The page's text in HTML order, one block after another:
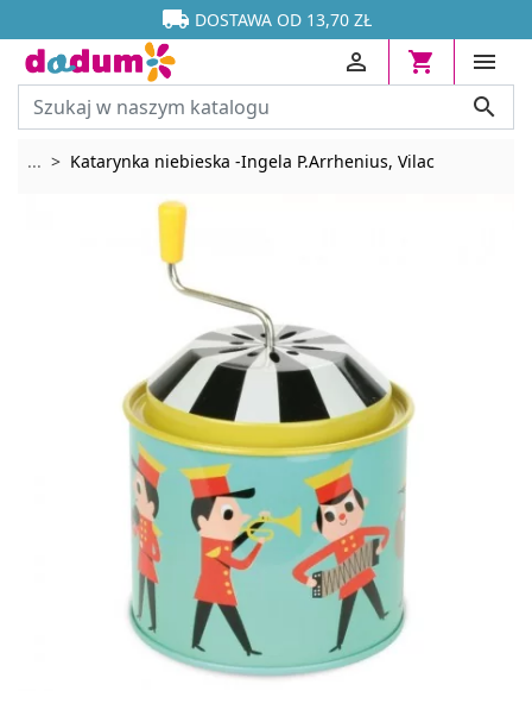

 DOSTAWA OD 13,70 ZŁ






... Rozwiń breadcrumbs
Katarynka niebieska -Ingela P.Arrhenius, Vilac